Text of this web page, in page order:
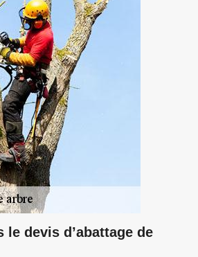
le devis d’abattage de